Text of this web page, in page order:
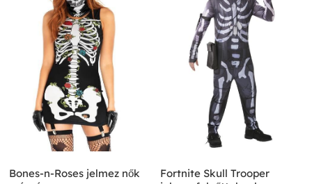
Bones-n-Roses jelmez nők
Fortnite Skull Trooper